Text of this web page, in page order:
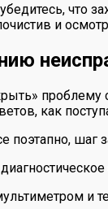
и
как
поэтапно, шаг
и